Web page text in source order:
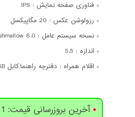
فناوری صفحه‌ نمایش : IPS
رزولوشن عکس : 20 مگاپیکسل
نسخه سیستم عامل : 6.0
اندازه : 5.5
اقلام همراه : دفترچه‌ راهنما,کابل USB,شارژر,هندزفری,
آخرین بروزرسانی قیمت: 1 روز پیش